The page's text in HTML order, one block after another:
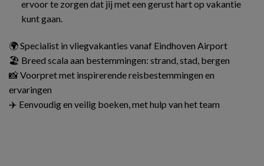
ervoor te zorgen dat jij met een gerust hart op vakantie
kunt gaan.
🌍 Specialist in vliegvakanties vanaf Eindhoven Airport
🏖️ Breed scala aan bestemmingen: strand, stad, bergen
📸 Voorpret met inspirerende reisbestemmingen en
ervaringen
✈️ Eenvoudig en veilig boeken, met hulp van het team